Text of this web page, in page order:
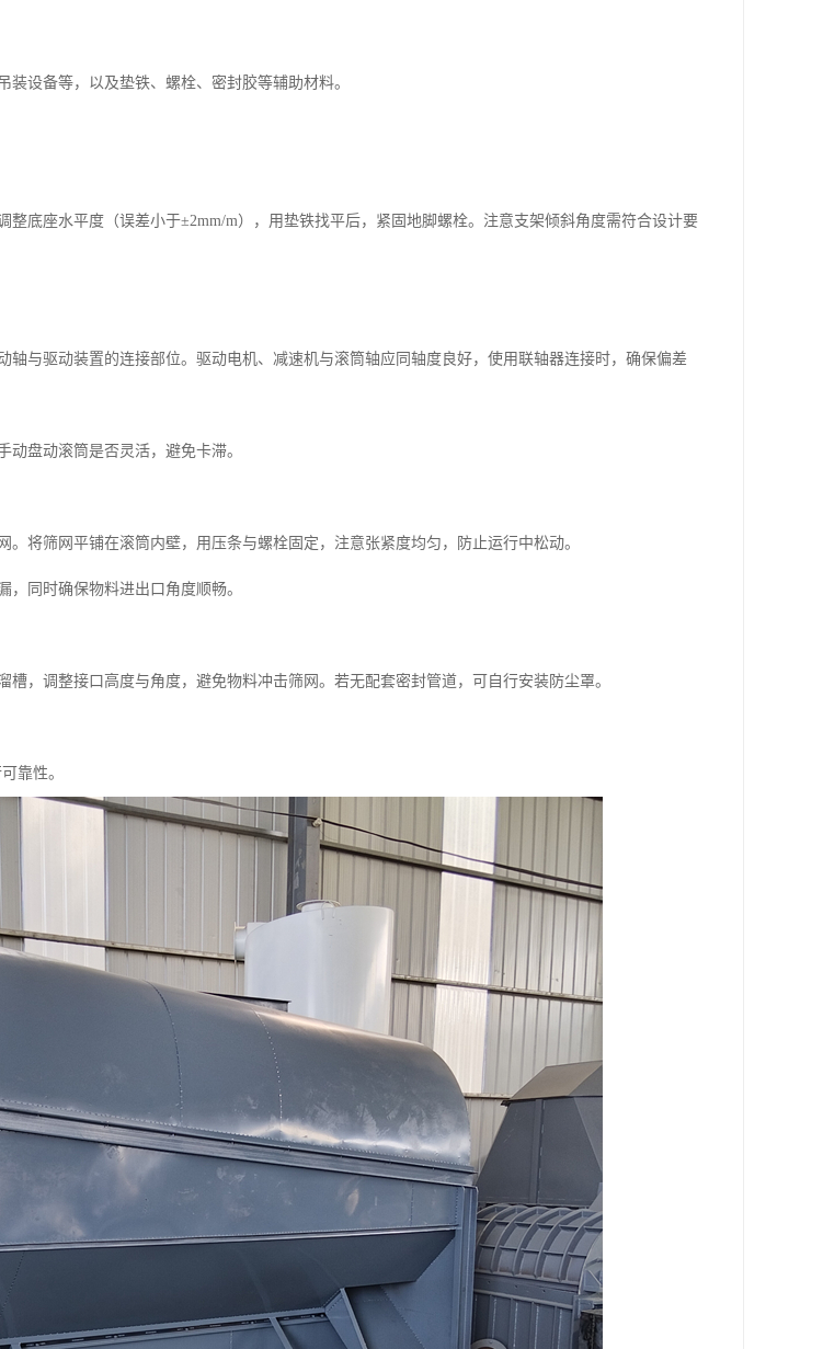
设备等，以及垫铁、螺栓、密封胶等辅助材料。
整底座水平度（误差小于±2mm/m），用垫铁找平后，紧固地脚螺栓。注意支架倾斜角度需符合设计要
轴与驱动装置的连接部位。驱动电机、减速机与滚筒轴应同轴度良好，使用联轴器连接时，确保偏差
盘动滚筒是否灵活，避免卡滞。
将筛网平铺在滚筒内壁，用压条与螺栓固定，注意张紧度均匀，防止运行中松动。
同时确保物料进出口角度顺畅。
，调整接口高度与角度，避免物料冲击筛网。若无配套密封管道，可自行安装防尘罩。
靠性。